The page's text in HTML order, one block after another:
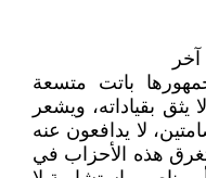
باتت متسعة
يثق بقياداته، ويشعر
لا يدافعون عنه
تغرق هذه الأحزاب في